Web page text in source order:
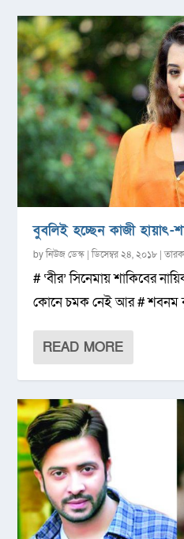
বুবলিই হচ্ছেন কাজী হায়াৎ-
byনিউজ ডেস্ক |ডিসেম্বর ২৪, ২০১৮ |
# ‘বীর’ সিনেমায় শাকিবের
কোনে চমক নেই আর # শবনম
READ MORE